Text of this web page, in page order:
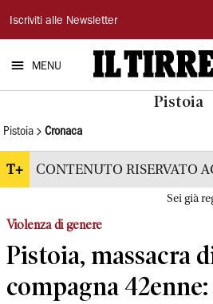
Il
Tirreno
Iscriviti alle Newsletter
MENU
Pistoia
Pistoia Cronaca
T+ CONTENUTO RISERVATO
Sei già
Violenza di genere
Pistoia, massacra
compagna